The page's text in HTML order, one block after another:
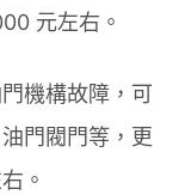
元左右。
機構故障，可
門閥門等，更
。